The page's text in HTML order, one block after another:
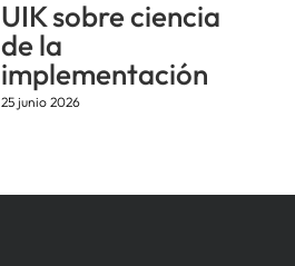
UIK sobre ciencia
de la
implementación
25 junio 2026